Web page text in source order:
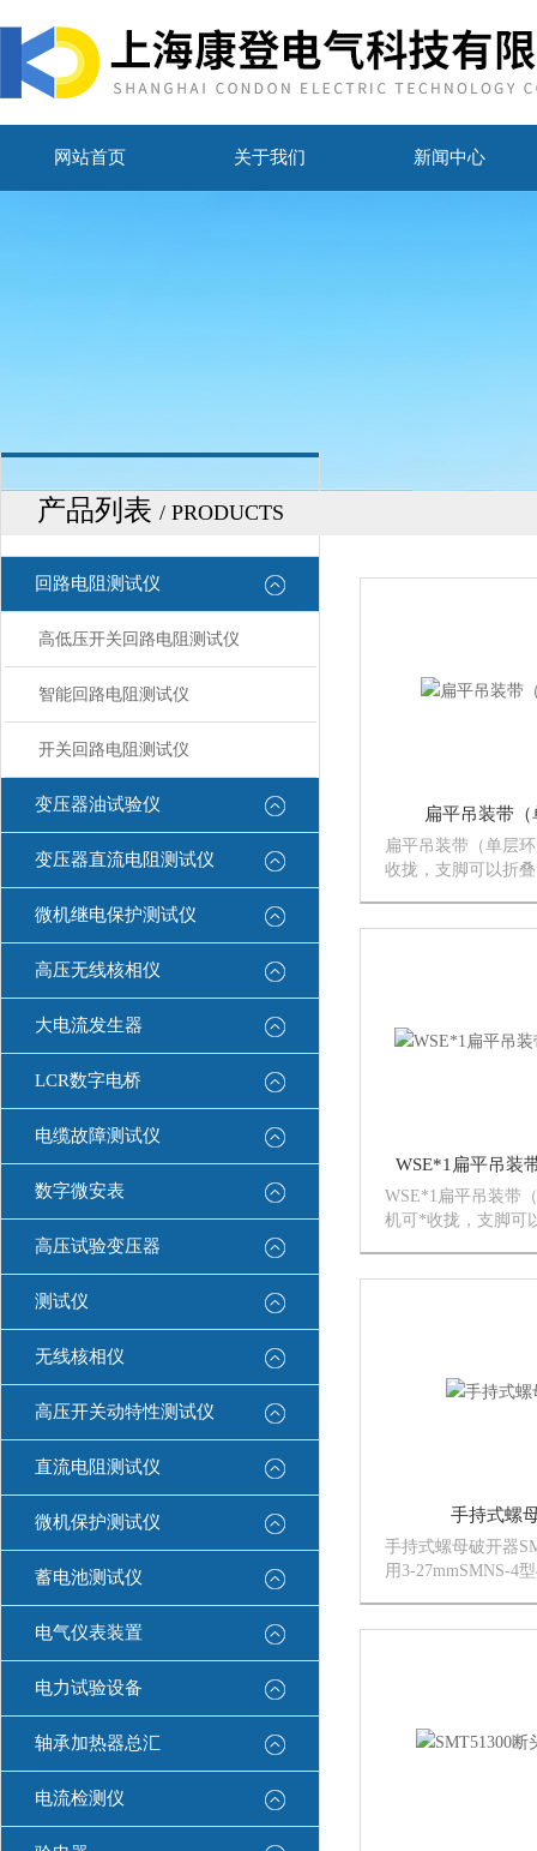
网站首页 关于我们 新闻中心
产品列表 / PRODUCTS
回路电阻测试仪
高低压开关回路电阻测试仪
智能回路电阻测试仪
开关回路电阻测试仪
变压器油试验仪
变压器直流电阻测试仪
微机继电保护测试仪
高压无线核相仪
大电流发生器
LCR数字电桥
电缆故障测试仪
数字微安表
高压试验变压器
测试仪
无线核相仪
高压开关动特性测试仪
直流电阻测试仪
微机保护测试仪
蓄电池测试仪
电气仪表装置
电力试验设备
轴承加热器总汇
电流检测仪
扁平吊装带
扁平吊装带（单层
收拢，支脚可以折
WSE*1扁平吊装
WSE*1扁平吊装带
机可*收拢，支脚可
手持式螺
手持式螺母破开器
用3-27mmSMNS-4